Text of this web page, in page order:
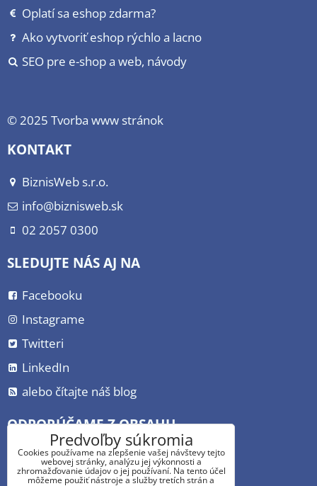
Oplatí sa eshop zdarma?
Ako vytvoriť eshop rýchlo a lacno
SEO pre e-shop a web, návody
© 2025 Tvorba www stránok
KONTAKT
BiznisWeb s.r.o.
info@biznisweb.sk
02 2057 0300
SLEDUJTE NÁS AJ NA
Facebooku
Instagrame
Twitteri
LinkedIn
alebo čítajte náš blog
ODPORÚČAME Z OBSAHU
Vytvorenie webovej stránky
Vyberáme CMS
Predvoľby súkromia
Cookies používame na zlepšenie vašej návštevy tejto
webovej stránky, analýzu jej výkonnosti a
zhromažďovanie údajov o jej používaní. Na tento účel
môžeme použiť nástroje a služby tretích strán a